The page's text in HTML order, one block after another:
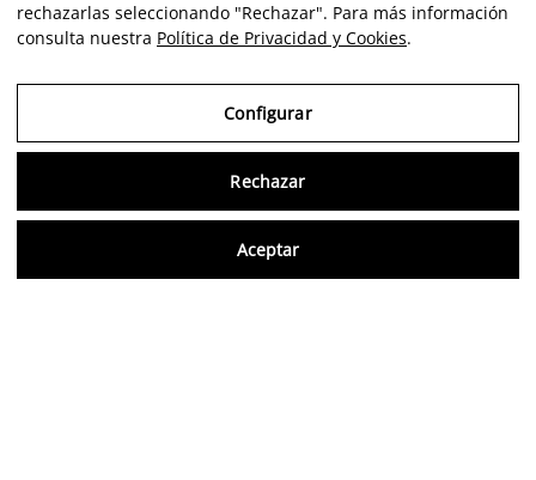
rechazarlas seleccionando "Rechazar". Para más información
consulta nuestra Política de Privacidad y Cookies.
Configurar
Rechazar
Aceptar